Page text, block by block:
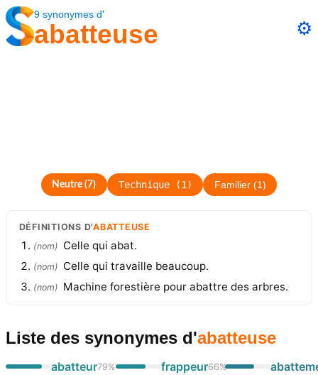
9synonymes d'
abatteuse ⚙️
Neutre (7) Technique(1 ) Familier(1 )
DÉFINITIONS D'ABATTEUSE
(nom) Celle qui abat.
(nom) Celle qui travaille beaucoup.
(nom) Machine forestière pour abattre des arbres.
Liste des synonymes d'abatteuse
abatteur79% frappeur66%